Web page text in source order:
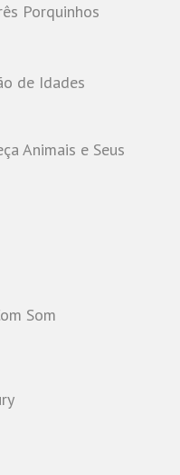
Porquinhos
de Idades
Animais e Seus
Som